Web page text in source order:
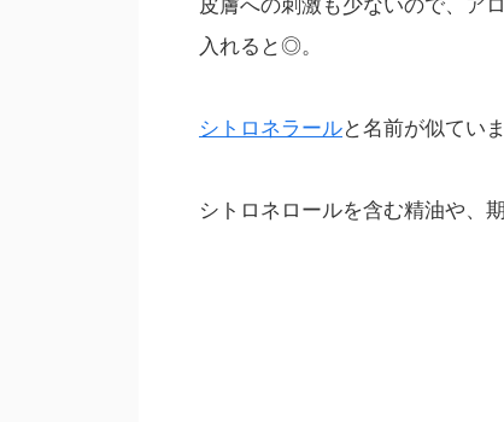
皮膚への刺激も少ないので、ア
入れると◎。
シトロネラールと名前が似てい
シトロネロールを含む精油や、